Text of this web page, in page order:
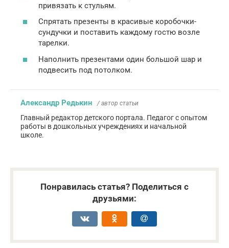
привязать к стульям.
Спрятать презенты в красивые коробочки-
сундучки и поставить каждому гостю возле
тарелки.
Наполнить презентами один большой шар и
подвесить под потолком.
Александр Редькин / автор статьи
Главный редактор детского портала. Педагог с опытом
работы в дошкольных учреждениях и начальной
школе.
Понравилась статья? Поделиться с
друзьями: